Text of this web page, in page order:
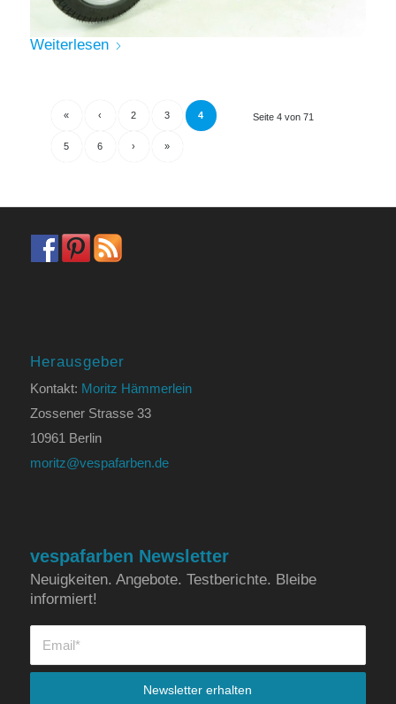
Weiterlesen
Seite 4 von 71
« ‹ 2 3 4
5 6 › »
Herausgeber
Kontakt: Moritz Hämmerlein
Zossener Strasse 33
10961 Berlin
moritz@vespafarben.de
vespafarben Newsletter
Neuigkeiten. Angebote. Testberichte. Bleibe
informiert!